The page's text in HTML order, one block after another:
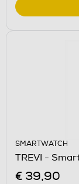
SMARTWATCH
TREVI -
€ 39,90